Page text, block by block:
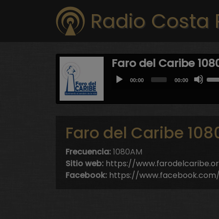
Radio Costa
Faro del Caribe
Audio
Player
Current
00:00
Total
00:00
Faro del Caribe
Frecuencia:1080AM
Sitio web: https://
Facebook: https://